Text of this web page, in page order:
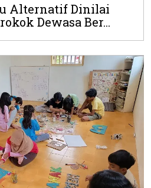
Alternatif Dinilai
Dewasa Ber...